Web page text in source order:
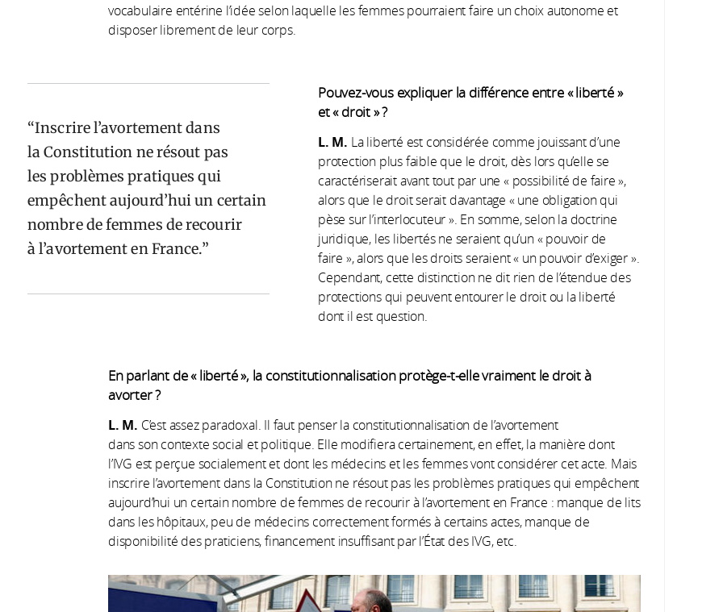
vocabulaire entérine l’idée selon laquelle les femmes pourraient faire un choix autonome et
disposer librement de leur corps.
Inscrire l’avortement dans
la Constitution ne résout pas
les problèmes pratiques qui
empêchent aujourd’hui un certain
nombre de femmes de recourir
à l’avortement en France.
Pouvez-vous expliquer la différence entre « liberté »
et « droit » ?
L. M. La liberté est considérée comme jouissant d’une
protection plus faible que le droit, dès lors qu’elle se
caractériserait avant tout par une « possibilité de faire »,
alors que le droit serait davantage « une obligation qui
pèse sur l’interlocuteur ». En somme, selon la doctrine
juridique, les libertés ne seraient qu’un « pouvoir de
faire », alors que les droits seraient « un pouvoir d’exiger ».
Cependant, cette distinction ne dit rien de l’étendue des
protections qui peuvent entourer le droit ou la liberté
dont il est question.
En parlant de « liberté », la constitutionnalisation protège-t-elle vraiment le droit à
avorter ?
L. M. C’est assez paradoxal. Il faut penser la constitutionnalisation de l’avortement
dans son contexte social et politique. Elle modifiera certainement, en effet, la manière dont
l’IVG est perçue socialement et dont les médecins et les femmes vont considérer cet acte. Mais
inscrire l’avortement dans la Constitution ne résout pas les problèmes pratiques qui empêchent
aujourd’hui un certain nombre de femmes de recourir à l’avortement en France : manque de lits
dans les hôpitaux, peu de médecins correctement formés à certains actes, manque de
disponibilité des praticiens, financement insuffisant par l’État des IVG, etc.